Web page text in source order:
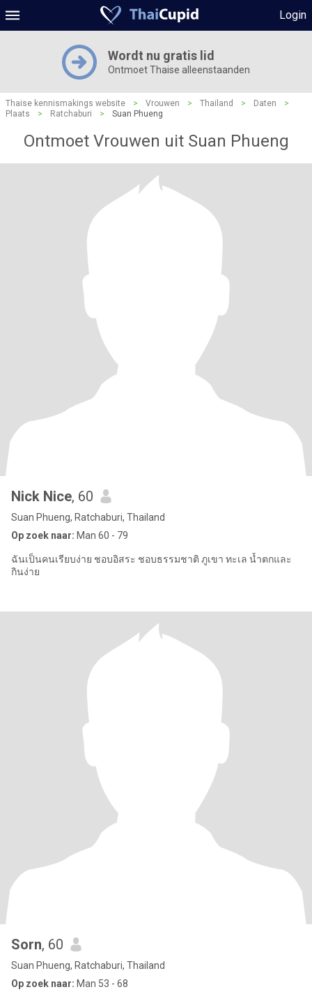
Login
Wordt nu gratis lid
Ontmoet Thaise alleenstaanden
Thaise kennismakings website > Vrouwen > Thailand > Daten
>
Plaats
> Ratchaburi > Suan Phueng
Ontmoet Vrouwen uit Suan Phueng
Nick Nice, 60
Suan Phueng, Ratchaburi, Thailand
Op zoek naar: Man 60 - 79
ฉันเป็นคนเรียบง่าย ชอบอิสระ ชอบธรรมชาติ ภูเขา ทะเล น้ำตกและ
กินง่าย
Sorn, 60
Suan Phueng, Ratchaburi, Thailand
Op zoek naar: Man 53 - 68